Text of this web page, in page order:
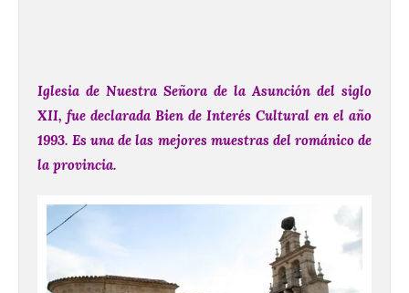
Iglesia de Nuestra Señora de la Asunción del siglo
XII, fue declarada Bien de Interés Cultural en el año
1993. Es una de las mejores muestras del románico de
la provincia.